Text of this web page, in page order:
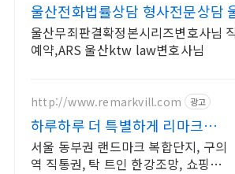
울산전화법률상담 형사전문상담
확정본변호사님
울산무죄판결확정본시리즈변호사님
예약,ARS 울산ktw law변호사님
http://www.remarkvill.com 광고
하루하루 더 특별하게 리마크빌
이스트폴
서울 동부권 랜드마크 복합단지, 구의
역 직통권, 탁 트인 한강조망, 쇼핑권